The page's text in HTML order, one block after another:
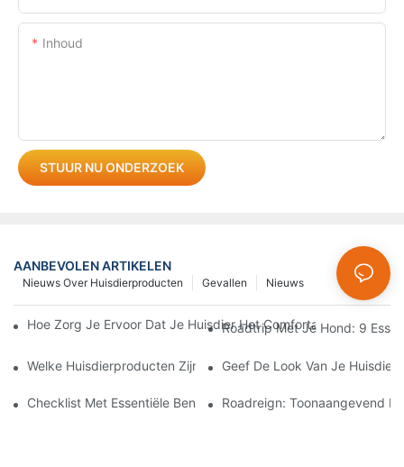
Inhoud
STUUR NU ONDERZOEK
AANBEVOLEN ARTIKELEN
Nieuws
Gevallen
Nieuws Over Huisdierproducten
Hoe Zorg Je Ervoor Dat Je Huisdier Het Comfortabel Heeft
Roadtrip Met Je Hond: 9
Welke Huisdierproducten Zijn Erg In Trek?Geef De Look Van Je Huisdier
Checklist Met Essentiële Benodigdheden Voor Beginnende
Roadreign: Toonaangevend